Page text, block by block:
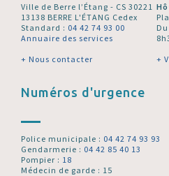
Ville de Berre l’Étang - CS 30221
13138 BERRE L'ÉTANG Cedex
Standard : 04 42 74 93 00
Annuaire des services
+ Nous contacter
+
Numéros d'urgence
Police municipale : 04 42 74 93 93
Gendarmerie : 04 42 85 40 13
Pompier : 18
Médecin de garde : 15